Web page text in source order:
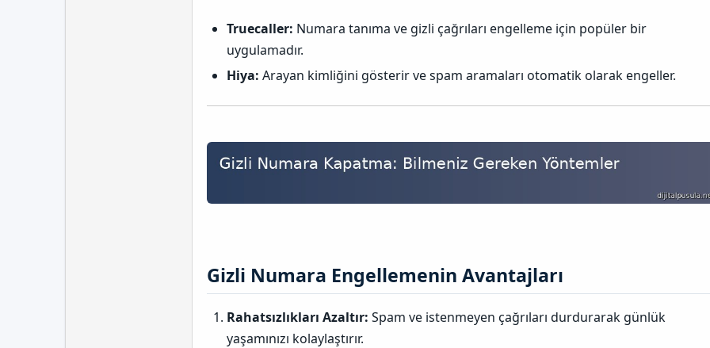
Truecaller: Numara tanıma ve gizli çağrıları engelleme için popüler bir
uygulamadır.
Hiya: Arayan kimliğini gösterir ve spam aramaları otomatik olarak engeller.
Gizli Numara Engellemenin Avantajları​
Rahatsızlıkları Azaltır: Spam ve istenmeyen çağrıları durdurarak günlük
yaşamınızı kolaylaştırır.